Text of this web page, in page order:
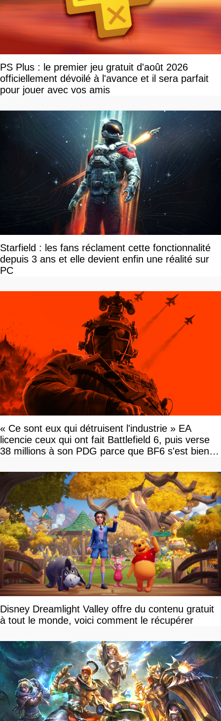
PS Plus : le premier jeu gratuit d'août 2026
officiellement dévoilé à l'avance et il sera parfait
pour jouer avec vos amis
Starfield : les fans réclament cette fonctionnalité
depuis 3 ans et elle devient enfin une réalité sur
PC
« Ce sont eux qui détruisent l'industrie » EA
licencie ceux qui ont fait Battlefield 6, puis verse
38 millions à son PDG parce que BF6 s'est bien
Disney Dreamlight Valley offre du contenu gratuit
à tout le monde, voici comment le récupérer